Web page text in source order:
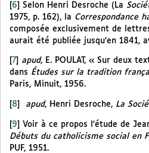
[6] Selon Henri Desroche (La
1975, p. 162), la Correspondance
composée exclusivement de
aurait été publiée jusqu’en 1841,
7 apud, E. POULAT, « Sur deux
dans Études sur la tradition
Paris, Minuit, 1956.
8 apud, Henri Desroche, La
[9] Voir à ce propos l’étude de
Débuts du catholicisme social en
PUF, 1951.